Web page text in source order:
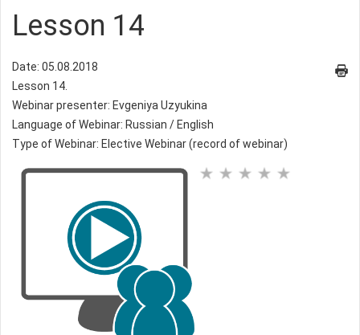
Lesson 14
Date: 05.08.2018
Lesson 14.
Webinar presenter: Evgeniya Uzyukina
Language of Webinar: Russian / English
Type of Webinar: Elective Webinar (record of webinar)